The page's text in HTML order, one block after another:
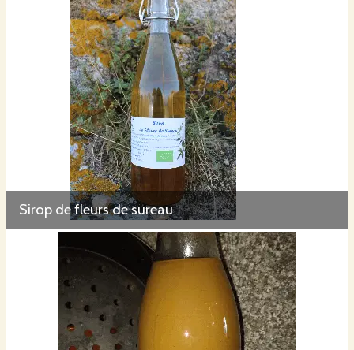
Sirop de fleurs de sureau